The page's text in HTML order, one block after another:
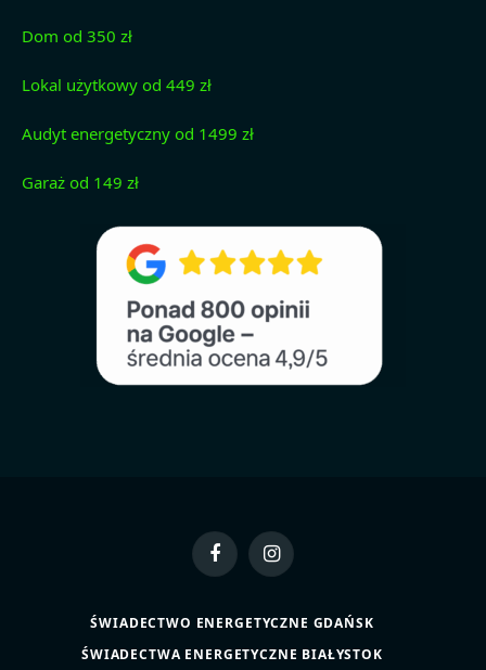
Dom od 350 zł
Lokal użytkowy od 449 zł
Audyt energetyczny od 1499 zł
Garaż od 149 zł
FacebookInstagram
ŚWIADECTWO ENERGETYCZNE GDAŃSK
ŚWIADECTWA ENERGETYCZNE BIAŁYSTOK